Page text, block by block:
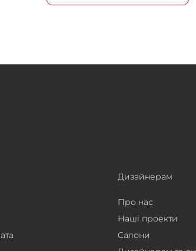
Дизайнерам
Про нас
Наші проекти
Салони